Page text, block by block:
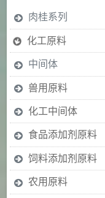
肉桂系列
化工原料
中间体
兽用原料
化工中间体
食品添加剂原料
饲料添加剂原料
农用原料